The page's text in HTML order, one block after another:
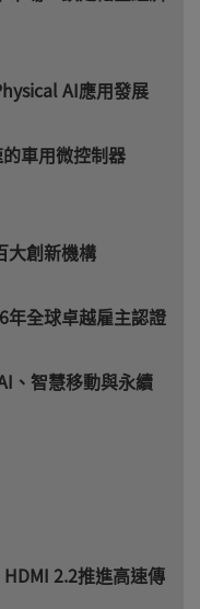
AI應用發展
車用微控制器
大創新機構
年全球卓越雇主認證
、智慧移動與永續
2.2推進高速傳